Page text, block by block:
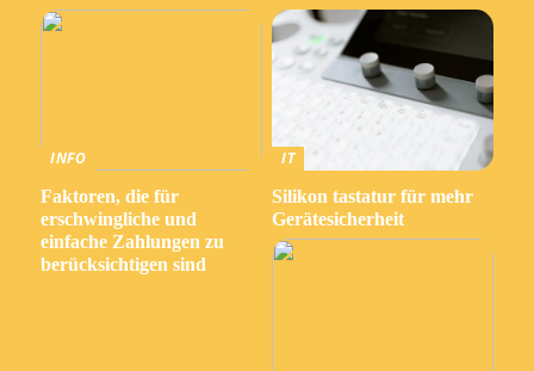
INFO
Faktoren, die für
erschwingliche und
einfache Zahlungen zu
berücksichtigen sind
IT
Silikon tastatur für mehr
Gerätesicherheit